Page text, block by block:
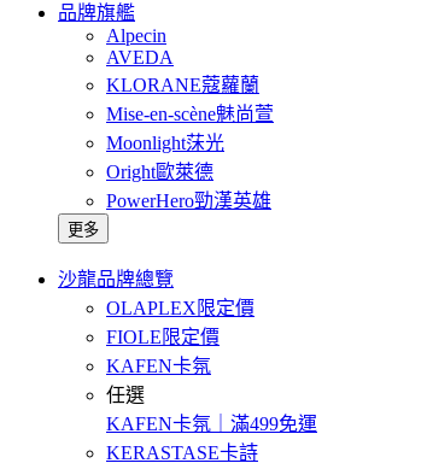
品牌旗艦
Alpecin
AVEDA
KLORANE蔻蘿蘭
Mise-en-scène魅尚萱
Moonlight莯光
Oright歐萊德
PowerHero勁漢英雄
更多
沙龍品牌總覽
OLAPLEX限定價
FIOLE限定價
KAFEN卡氛
任選
KAFEN卡氛｜滿499免運
KERASTASE卡詩